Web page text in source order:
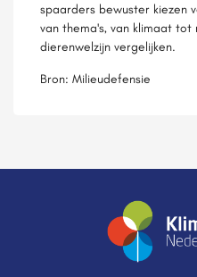
spaarders bewuster kiezen
van thema's, van klimaat
dierenwelzijn vergelijken.
Bron: Milieudefensie